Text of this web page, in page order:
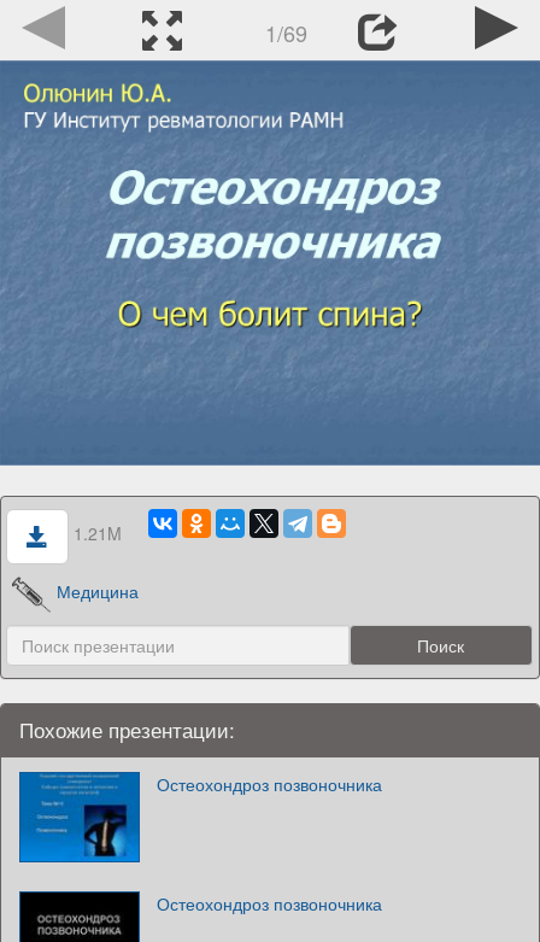
1/69
1.21M
Медицина
Похожие презентации:
Остеохондроз позвоночника
Остеохондроз позвоночника